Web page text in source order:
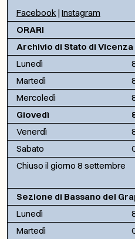
Facebook | Instagram
ORARI
Archivio di Stato di Vicenza
Lunedì
Martedì
Mercoledì
Giovedì
Venerdì
Sabato
Chiuso il giorno 8 settembre
Sezione di Bassano del
Lunedì
Martedì